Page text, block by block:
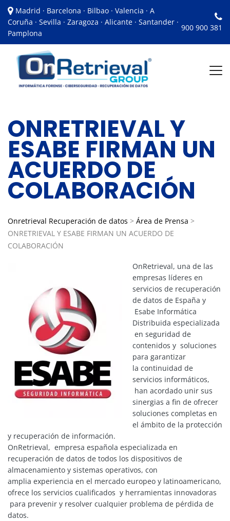
Madrid · Barcelona · Bilbao · Valencia · A
Coruña · Sevilla · Zaragoza · Alicante · Santander ·
Pamplona
900 900 381
ONRETRIEVAL Y
ESABE FIRMAN UN
ACUERDO DE
COLABORACIÓN
Onretrieval Recuperación de datos > Área de Prensa >
ONRETRIEVAL Y ESABE FIRMAN UN ACUERDO DE
COLABORACIÓN
OnRetrieval, una de las
empresas líderes en
servicios de recuperación
de datos de España y
Esabe Informática
Distribuida especializada
en seguridad de
contenidos y soluciones
para garantizar
la continuidad de
servicios informáticos,
han acordado unir sus
sinergias a fin de ofrecer
soluciones completas en
el ámbito de la protección
y recuperación de información.
OnRetrieval, empresa española especializada en
recuperación de datos de todos los dispositivos de
almacenamiento y sistemas operativos, con
amplia experiencia en el mercado europeo y latinoamericano,
ofrece los servicios cualificados y herramientas innovadoras
para prevenir y resolver cualquier problema de pérdida de
datos.